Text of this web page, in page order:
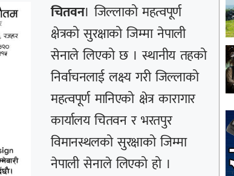
चितवन। जिल्लाको महत्वपूर्ण
क्षेत्रको सुरक्षाको जिम्मा नेपाली
सेनाले लिएको छ । स्थानीय तहको
निर्वाचनलाई लक्ष्य गरी जिल्लाको
महत्वपूर्ण मानिएको क्षेत्र कारागार
कार्यालय चितवन र भरतपुर
विमानस्थलको सुरक्षाको जिम्मा
नेपाली सेनाले लिएको हो ।